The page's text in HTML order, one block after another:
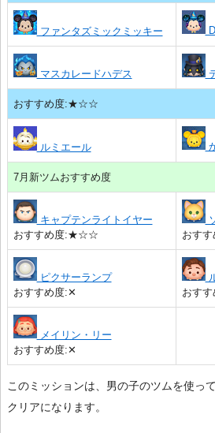
ファンタズミックミッキー
マスカレードハデス
おすすめ度:★☆☆
ルミエール
7月新ツムおすすめ度
キャプテンライトイヤー
おすすめ度:★☆☆
おす
ピクサーランプ
おすすめ度:✕
おす
メイリン・リー
おすすめ度:✕
このミッションは、男の子のツムを使っ
クリアになります。